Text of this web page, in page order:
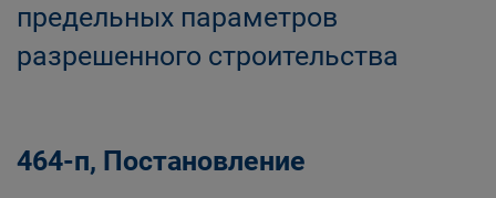
предельных параметров
разрешенного строительства
464-п, Постановление